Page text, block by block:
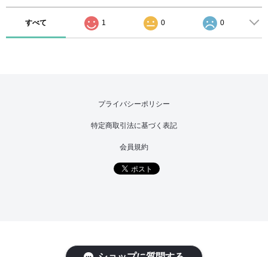
すべて 1 0 0
プライバシーポリシー
特定商取引法に基づく表記
会員規約